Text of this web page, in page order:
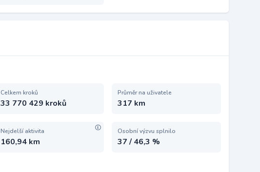
Celkem kroků
33 770 429 kroků
Průměr na uživatele
317 km
Nejdelší aktivita
160,94 km
Osobní výzvu splnilo
37 / 46,3 %